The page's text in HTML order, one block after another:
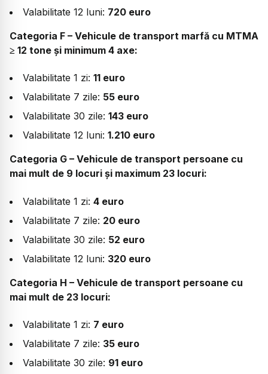
Valabilitate 12 luni: 720 euro
Categoria F – Vehicule de transport marfă cu MTMA
≥ 12 tone și minimum 4 axe:
Valabilitate 1 zi: 11 euro
Valabilitate 7 zile: 55 euro
Valabilitate 30 zile: 143 euro
Valabilitate 12 luni: 1.210 euro
Categoria G – Vehicule de transport persoane cu
mai mult de 9 locuri și maximum 23 locuri:
Valabilitate 1 zi: 4 euro
Valabilitate 7 zile: 20 euro
Valabilitate 30 zile: 52 euro
Valabilitate 12 luni: 320 euro
Categoria H – Vehicule de transport persoane cu
mai mult de 23 locuri:
Valabilitate 1 zi: 7 euro
Valabilitate 7 zile: 35 euro
Valabilitate 30 zile: 91 euro